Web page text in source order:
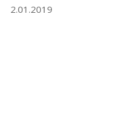
2.01.2019